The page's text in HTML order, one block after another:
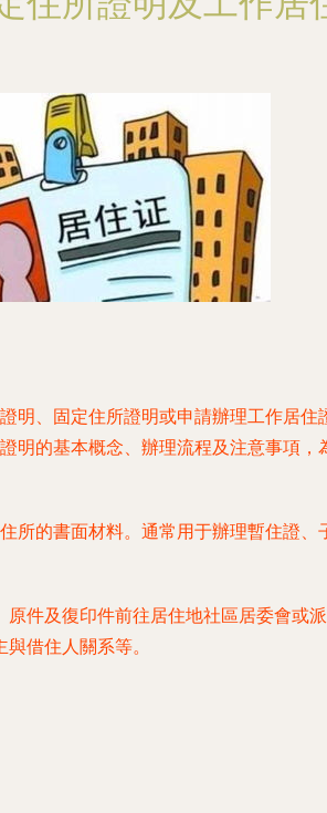
、固定住所證明或申請辦理工作居
明的基本概念、辦理流程及注意事項
所的書面材料。通常用于辦理暫住證
件及復印件前往居住地社區居委會或
借住人關系等。